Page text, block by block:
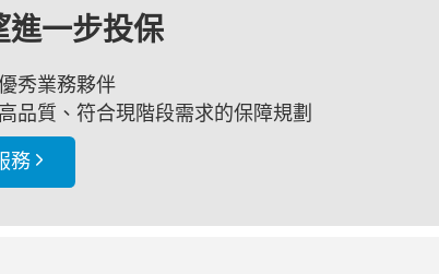
進一步投保
秀業務夥伴
品質、符合現階段需求的保障規劃
務